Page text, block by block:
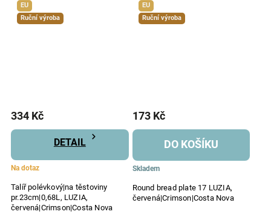
EU
Ruční výroba
Talíř polévkový|na těstoviny
pr.23cm|0,68L, LUZIA,
červená|Crimson|Costa Nova
Na dotaz
334 Kč
DETAIL
EU
Ruční výroba
Round bread plate 17 LUZIA,
červená|Crimson|Costa Nova
Skladem
173 Kč
DO KOŠÍKU